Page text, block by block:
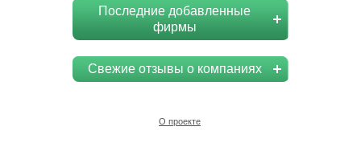
Последние добавленные
фирмы
Свежие отзывы о компаниях
О проекте